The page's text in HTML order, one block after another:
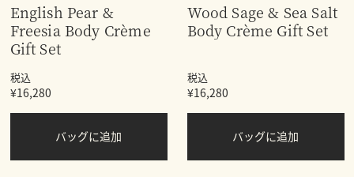
English Pear &
Freesia Body Crème
Gift Set
税込
¥16,280
バッグに追加
Wood Sage & Sea Salt
Body Crème Gift Set
税込
¥16,280
バッグに追加